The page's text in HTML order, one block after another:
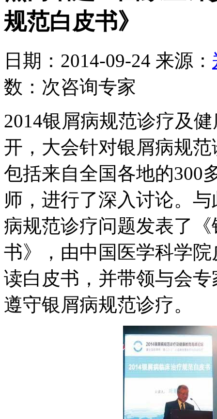
规范白皮书》
日期：2014-09-24 来源：
数： 次咨询专家
2014银屑病规范诊疗及
开，大会针对银屑病规
包括来自全国各地的300
师，进行了深入讨论。
病规范诊疗问题发表了
书》，由中国医学科学
读白皮书，并带领与会
遵守银屑病规范诊疗。